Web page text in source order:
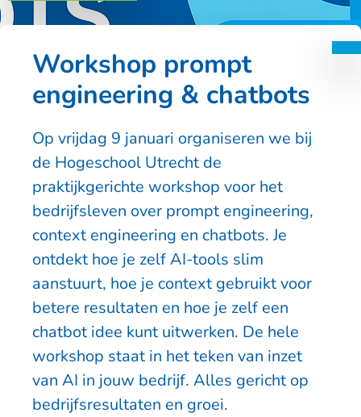
Workshop prompt
engineering & chatbots
Op vrijdag 9 januari organiseren we bij
de Hogeschool Utrecht de
praktijkgerichte workshop voor het
bedrijfsleven over prompt engineering,
context engineering en chatbots. Je
ontdekt hoe je zelf AI-tools slim
aanstuurt, hoe je context gebruikt voor
betere resultaten en hoe je zelf een
chatbot idee kunt uitwerken. De hele
workshop staat in het teken van inzet
van AI in jouw bedrijf. Alles gericht op
bedrijfsresultaten en groei.